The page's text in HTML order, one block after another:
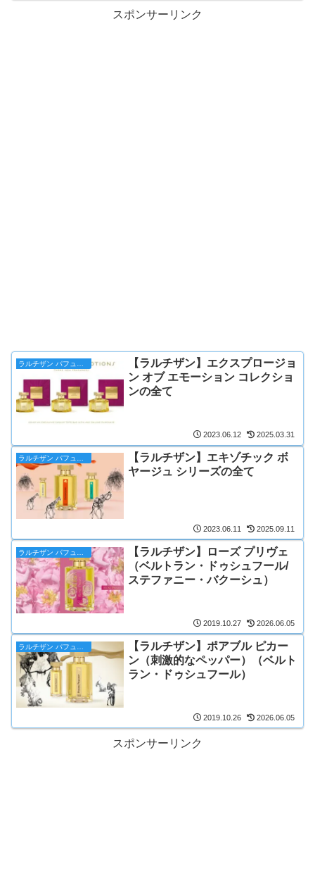
スポンサーリンク
【ラルチザン】エクスプロージョ
ン オブ エモーション コレクショ
ンの全て
2023.06.12 2025.03.31
【ラルチザン】エキゾチック ボ
ヤージュ シリーズの全て
2023.06.11 2025.09.11
【ラルチザン】ローズ プリヴェ
（ベルトラン・ドゥシュフール/
ステファニー・バクーシュ）
2019.10.27 2026.06.05
【ラルチザン】ポアブル ピカー
ン（刺激的なペッパー）（ベルト
ラン・ドゥシュフール）
2019.10.26 2026.06.05
スポンサーリンク